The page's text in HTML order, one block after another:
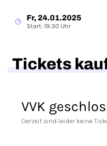
Fr, 24.01.2025
Start: 19:30 Uhr
Tickets
VVK
Derzeit sind leider keine